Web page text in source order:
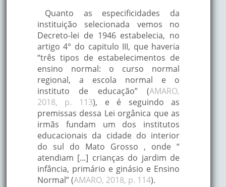
Quanto as especificidades da
instituição selecionada vemos no
Decreto-lei de 1946 estabelecia, no
artigo 4° do capitulo III, que haveria
“três tipos de estabelecimentos de
ensino normal: o curso normal
regional, a escola normal e o
instituto de educação” (AMARO,
2018, p. 113), e é seguindo as
premissas dessa Lei orgânica que as
irmãs fundam um dos institutos
educacionais da cidade do interior
do sul do Mato Grosso , onde “
atendiam [...] crianças do jardim de
infância, primário e ginásio e Ensino
Normal” (AMARO, 2018, p. 114).